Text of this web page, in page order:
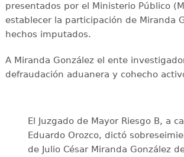
presentados por el Ministerio Público
establecer la participación de Miranda
hechos imputados.
A Miranda González el ente
defraudación aduanera y cohecho
El Juzgado de Mayor Riesgo B, a
Eduardo Orozco, dictó
de Julio César Miranda González